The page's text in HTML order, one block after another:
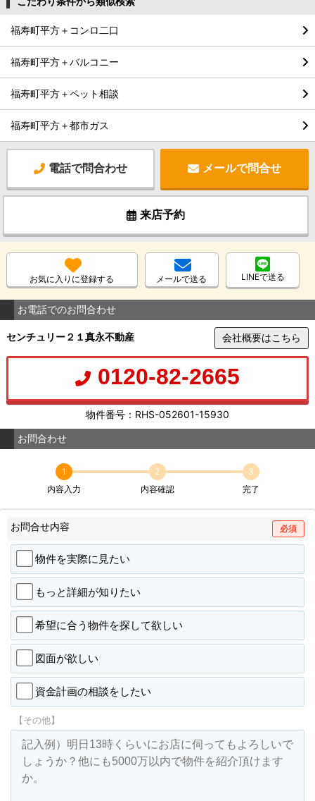
福寿町平方＋コンロ二口
福寿町平方＋バルコニー
福寿町平方＋ペット相談
福寿町平方＋都市ガス
電話で問合わせ メールで問合せ
来店予約
お気に入りに登録する メールで送る LINEで送る
お電話でのお問合わせ
センチュリー２１真永不動産 会社概要はこちら
0120-82-2665
物件番号：RHS-052601-15930
お問合わせ
1
内容入力
2
内容確認
3
完了
お問合せ内容 必須
物件を実際に見たい
もっと詳細が知りたい
希望に合う物件を探して欲しい
図面が欲しい
資金計画の相談をしたい
【その他】